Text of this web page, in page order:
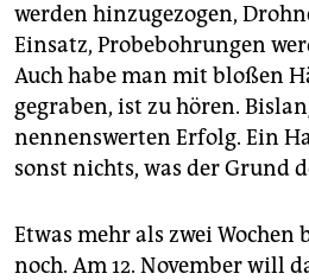
werden hinzugezogen,
Einsatz, Probebohrungen
Auch habe man mit bloßen
gegraben, ist zu hören.
nennenswerten Erfolg. Ein
sonst nichts, was der Grund
Etwas mehr als zwei Wochen
noch. Am 12. November will